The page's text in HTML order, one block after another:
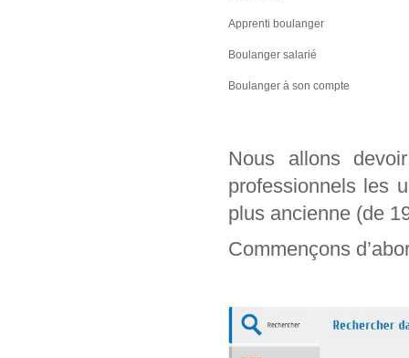
Apprenti boulanger
Boulanger salarié
Boulanger à son compte
Nous allons
professionnels les
plus ancienne (de
Commençons